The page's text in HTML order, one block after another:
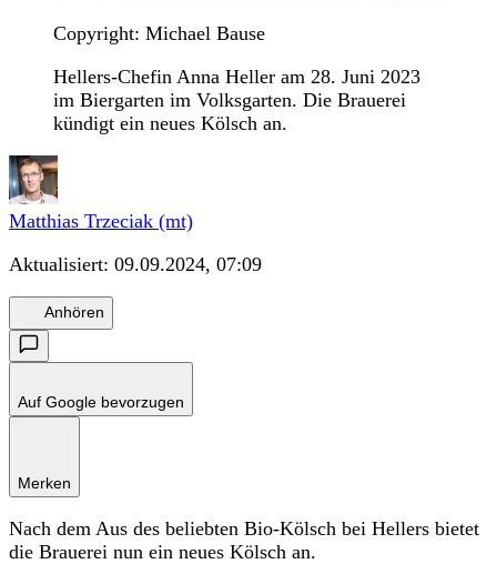
Copyright: Michael Bause
Hellers-Chefin Anna Heller am 28. Juni 2023
im Biergarten im Volksgarten. Die Brauerei
kündigt ein neues Kölsch an.
Matthias Trzeciak (mt)
Aktualisiert: 09.09.2024, 07:09
Anhören
Auf Google bevorzugen
Merken
Nach dem Aus des beliebten Bio-Kölsch bei Hellers bietet
die Brauerei nun ein neues Kölsch an.